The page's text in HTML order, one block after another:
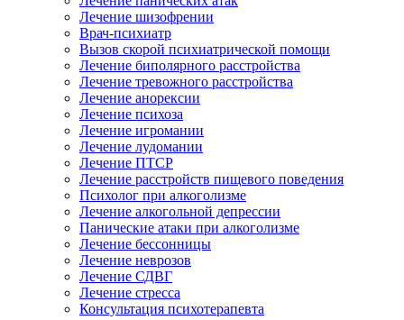
Лечение шизофрении
Врач-психиатр
Вызов скорой психиатрической помощи
Лечение биполярного расстройства
Лечение тревожного расстройства
Лечение анорексии
Лечение психоза
Лечение игромании
Лечение лудомании
Лечение ПТСР
Лечение расстройств пищевого поведения
Психолог при алкоголизме
Лечение алкогольной депрессии
Панические атаки при алкоголизме
Лечение бессонницы
Лечение неврозов
Лечение СДВГ
Лечение стресса
Консультация психотерапевта